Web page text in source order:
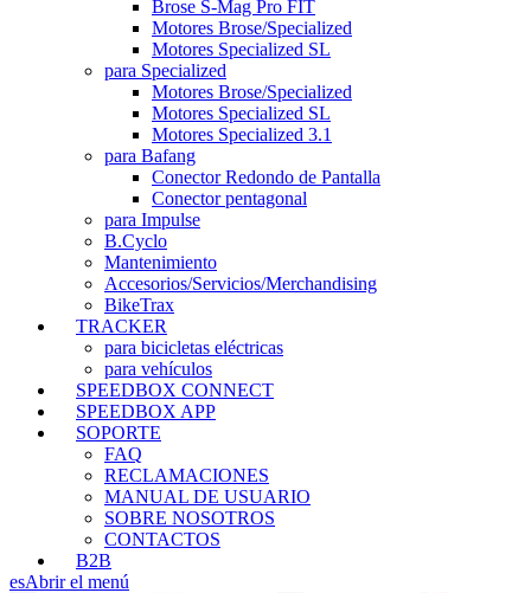
Brose S-Mag Pro FIT
Motores Brose/Specialized
Motores Specialized SL
para Specialized
Motores Brose/Specialized
Motores Specialized SL
Motores Specialized 3.1
para Bafang
Conector Redondo de Pantalla
Conector pentagonal
para Impulse
B.Cyclo
Mantenimiento
Accesorios/Servicios/Merchandising
BikeTrax
TRACKER
para bicicletas eléctricas
para vehículos
SPEEDBOX CONNECT
SPEEDBOX APP
SOPORTE
FAQ
RECLAMACIONES
MANUAL DE USUARIO
SOBRE NOSOTROS
CONTACTOS
B2B
esAbrir el menú